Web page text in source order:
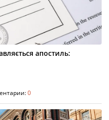
апостиль:
0